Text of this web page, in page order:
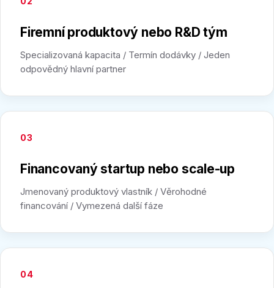
Firemní produktový nebo R&D tým
Specializovaná kapacita / Termín dodávky / Jeden
odpovědný hlavní partner
03
Financovaný startup nebo scale-up
Jmenovaný produktový vlastník / Věrohodné
financování / Vymezená další fáze
04